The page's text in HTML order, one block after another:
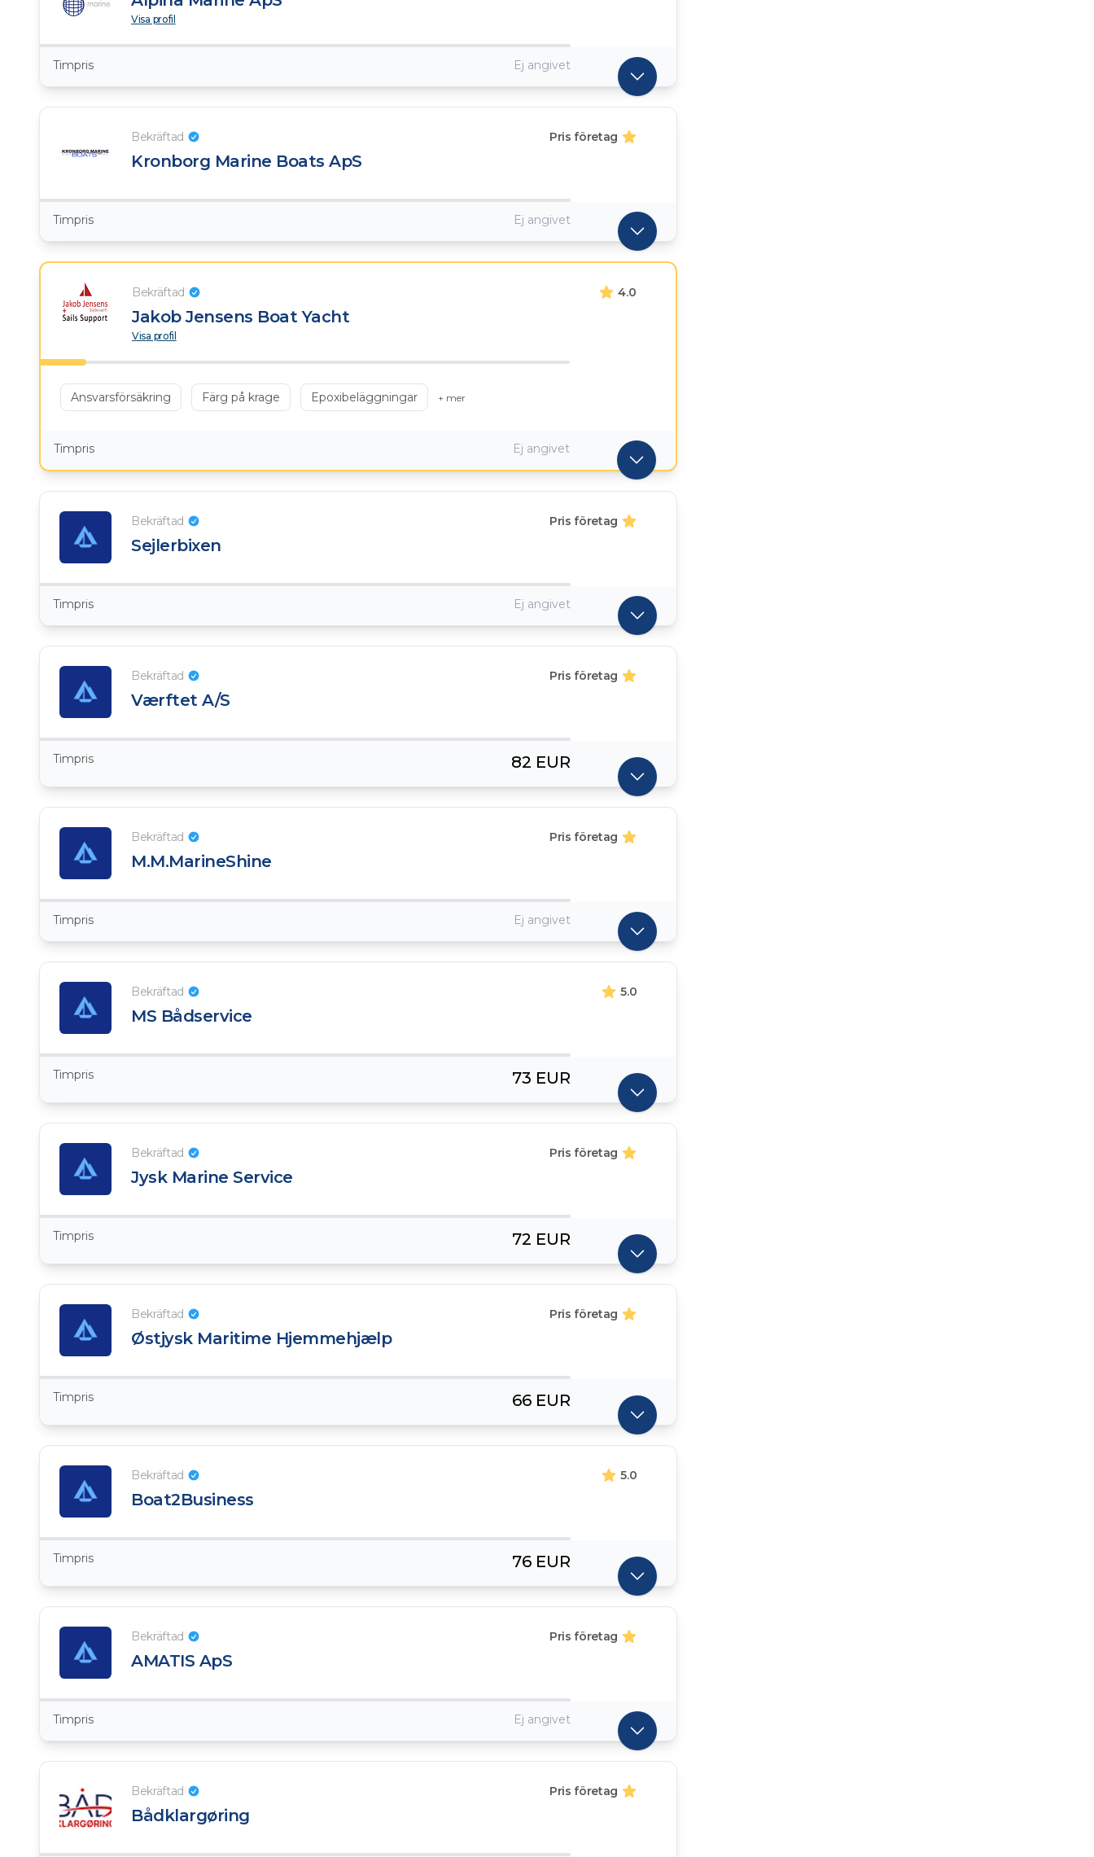
Visa profil
Timpris Ej angivet
Bekräftad Pris företag
Kronborg Marine Boats ApS
Timpris Ej angivet
Bekräftad 4.0
Jakob Jensens Boat Yacht
Visa profil
Ansvarsförsäkring Färg på krage Epoxibeläggningar + mer
Timpris Ej angivet
Bekräftad Pris företag
Sejlerbixen
Timpris Ej angivet
Bekräftad Pris företag
​Værftet A/S
Timpris 82 EUR
Bekräftad Pris företag
M.M.MarineShine
Timpris Ej angivet
Bekräftad 5.0
MS Bådservice
Timpris 73 EUR
Bekräftad Pris företag
Jysk Marine Service
Timpris 72 EUR
Bekräftad Pris företag
Østjysk Maritime Hjemmehjælp
Timpris 66 EUR
Bekräftad 5.0
Boat2Business
Timpris 76 EUR
Bekräftad Pris företag
AMATIS ApS
Timpris Ej angivet
Bekräftad Pris företag
Bådklargøring